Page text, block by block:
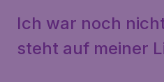
Ich war noch
steht auf meiner